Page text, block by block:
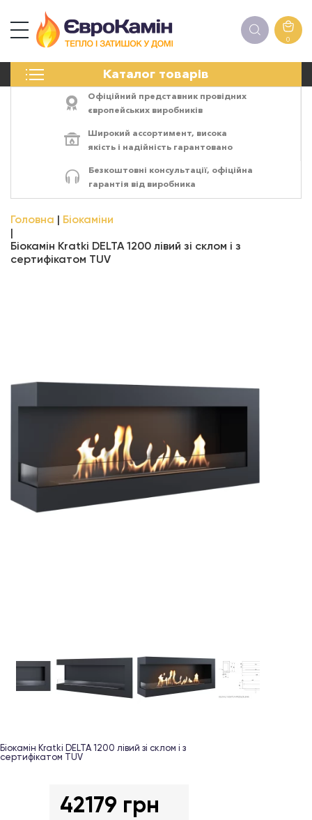
0
Каталог товарів
ПЕЧІ
ЕЛЕКТРОКАМІНИ
АКСЕСУАРИ
Офіційний представник провідних
європейських виробників
Широкий ассортимент, висока
якість і надійність гарантовано
Безкоштовні консультації, офіційна
гарантія від виробника
Головна Біокаміни
Біокамін Kratki DELTA 1200 лівий зі склом і з
сертифікатом TUV
Біокамін Kratki DELTA 1200 лівий зі склом і з
сертифікатом TUV
42179 грн